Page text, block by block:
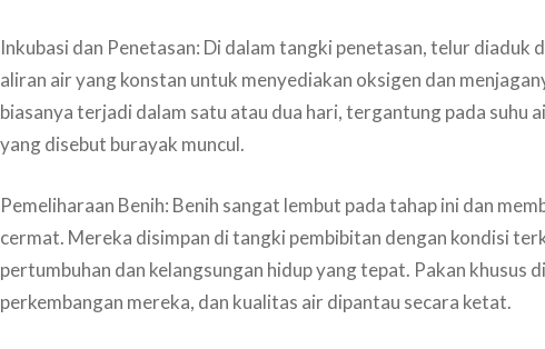
Inkubasi dan Penetasan: Di dalam tangki penetasan, telur diaduk
aliran air yang konstan untuk menyediakan oksigen dan
biasanya terjadi dalam satu atau dua hari, tergantung pada suhu
yang disebut burayak muncul.
Pemeliharaan Benih: Benih sangat lembut pada tahap ini dan
cermat. Mereka disimpan di tangki pembibitan dengan kondisi
pertumbuhan dan kelangsungan hidup yang tepat. Pakan khusus
perkembangan mereka, dan kualitas air dipantau secara ketat.